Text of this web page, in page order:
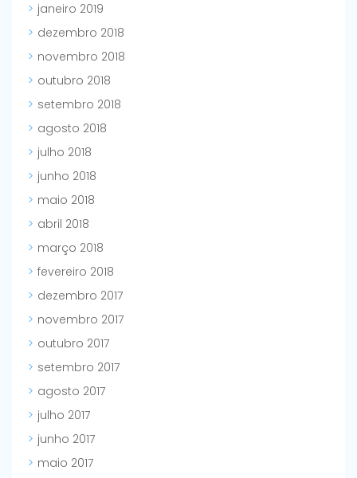
janeiro 2019
dezembro 2018
novembro 2018
outubro 2018
setembro 2018
agosto 2018
julho 2018
junho 2018
maio 2018
abril 2018
março 2018
fevereiro 2018
dezembro 2017
novembro 2017
outubro 2017
setembro 2017
agosto 2017
julho 2017
junho 2017
maio 2017